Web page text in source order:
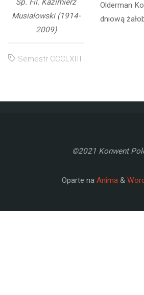
Śp. Fil. Kazimierz
Musiałowski (1914-
2009)
Olderman
dniową
Semestr CCCLXIII
©2021 Konwent
Oparte na Anima &